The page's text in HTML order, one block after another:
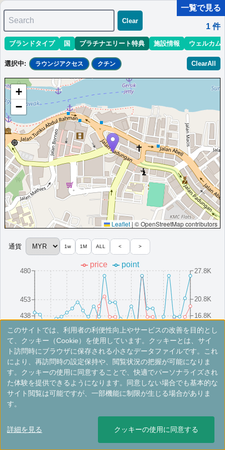
マリオット最新情報ホテル情報(アジア)ホテル特典攻略
1 - 1 件 / 全 1 件
並び替え 最低価格目安
シェラトン・クチン・ホテル
クチン市内に位置するモダンなホテルで、アイコニックなカーブ
デザインの外観が特徴的。広々とした客室と最新の設備が魅力で
す。
マレーシアクチン
開業:2001年 最低価格目安:￥466 MYR情報サイト:YouTube
Marriott Bonvoyで価格をみる
プラチナエリート特典：
ウェルカムギフト朝食選択可,ラウンジアクセス有
（ラウンジ未設置の一部ホテルでは代替サービス提供有）,客室アップグレー
ド有（スイート含む）,クラブラウンジ
その他情報：サラワク川沿い,展望プール
More...
1 - 1 件 / 全 1 件
一覧で見る
Search
Clear
1 件
ブランドタイプ 国 プラチナエリート特典 施設情報 ウェルカム
選択中: ラウンジアクセス クチン ClearAll
+
−
Leaflet | © OpenStreetMap contributors
8/1(Fri)8/4(Mon)8/7(Thu)8/10(Sun)8/13(Wed)8/16(Sat)8/19(Tue)8/22(Fri)8/25(Mon)8/28(Thu)
423
438
453
480
12.8K
16.8K
20.8K
27.8K
price point
※手数料別。レートは目安ですので最新の情報は公式サイトでご確認ください。
通貨 1w 1M ALL < >
シェラトン・クチン・ホテル
クチン市内に位置するモダンなホテルで、アイコニックなカーブデ
ザインの外観が特徴的。広々とした客室と最新の設備が魅力です。
マレーシア
開業:2001年
このサイトでは、利用者の利便性向上やサービスの改善を目的とし
て、クッキー（Cookie）を使用しています。クッキーとは、サイ
ト訪問時にブラウザに保存される小さなデータファイルです。これ
により、再訪問時の設定保持や、閲覧状況の把握が可能になりま
す。クッキーの使用に同意することで、快適でパーソナライズされ
た体験を提供できるようになります。同意しない場合でも基本的な
サイト閲覧は可能ですが、一部機能に制限が生じる場合がありま
す。
詳細を見る クッキーの使用に同意する